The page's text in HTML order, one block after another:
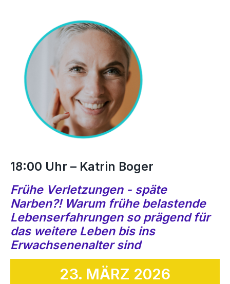
18:00 Uhr – Katrin Boger
Frühe Verletzungen - späte
Narben?! Warum frühe belastende
Lebenserfahrungen so prägend für
das weitere Leben bis ins
Erwachsenenalter sind
23. MÄRZ 2026